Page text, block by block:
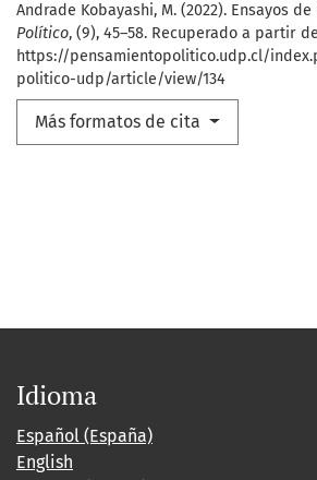
Andrade Kobayashi, M. (2022). Ensayos de
Político, (9), 45–58. Recuperado a partir de
https://pensamientopolitico.udp.cl/
politico-udp/article/view/134
Más formatos de cita
Idioma
Español (España)
English